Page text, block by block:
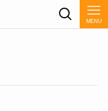
MENU